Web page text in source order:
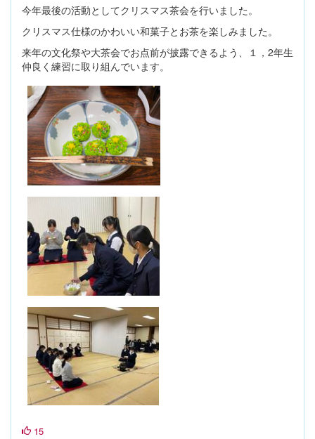
今年最後の活動としてクリスマス茶会を行いました。
クリスマス仕様のかわいい和菓子とお茶を楽しみました。
来年の文化祭や大茶会でお点前が披露できるよう、１，2年生
仲良く練習に取り組んでいます。
15